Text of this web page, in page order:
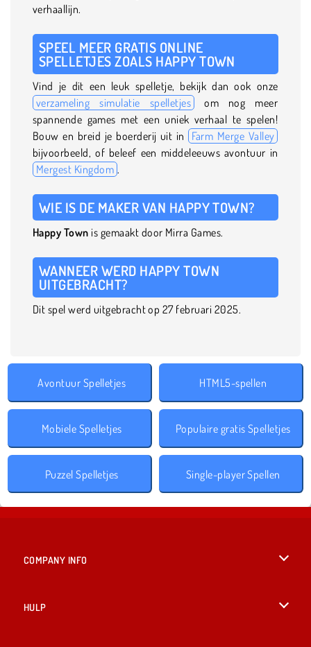
verhaallijn.
SPEEL MEER GRATIS ONLINE
SPELLETJES ZOALS HAPPY TOWN
Vind je dit een leuk spelletje, bekijk dan ook onze
verzameling simulatie spelletjes
om nog meer
spannende games met een uniek verhaal te spelen!
Bouw en breid je boerderij uit in Farm Merge Valley
bijvoorbeeld, of beleef een middeleeuws avontuur in
Mergest Kingdom .
WIE IS DE MAKER VAN HAPPY TOWN?
Happy Town is gemaakt door Mirra Games.
WANNEER WERD HAPPY TOWN
UITGEBRACHT?
Dit spel werd uitgebracht op 27 februari 2025.
Avontuur Spelletjes HTML5-spellen
Mobiele Spelletjes Populaire gratis Spelletjes
Puzzel Spelletjes Single-player Spellen
COMPANY INFO
HULP